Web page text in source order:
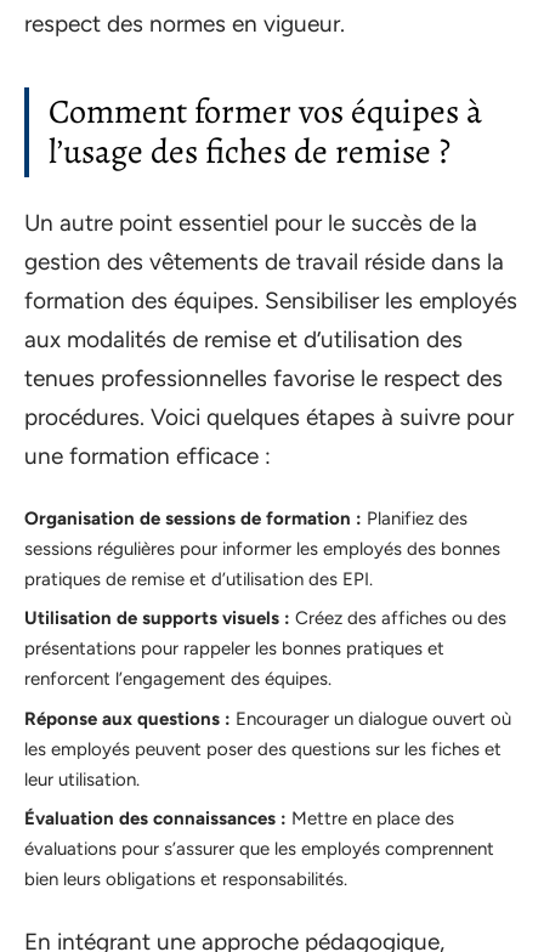
respect des normes en vigueur.
Comment former vos équipes à
l’usage des fiches de remise ?
Un autre point essentiel pour le succès de la
gestion des vêtements de travail réside dans la
formation des équipes. Sensibiliser les employés
aux modalités de remise et d’utilisation des
tenues professionnelles favorise le respect des
procédures. Voici quelques étapes à suivre pour
une formation efficace :
Organisation de sessions de formation : Planifiez des
sessions régulières pour informer les employés des bonnes
pratiques de remise et d’utilisation des EPI.
Utilisation de supports visuels : Créez des affiches ou des
présentations pour rappeler les bonnes pratiques et
renforcent l’engagement des équipes.
Réponse aux questions : Encourager un dialogue ouvert où
les employés peuvent poser des questions sur les fiches et
leur utilisation.
Évaluation des connaissances : Mettre en place des
évaluations pour s’assurer que les employés comprennent
bien leurs obligations et responsabilités.
En intégrant une approche pédagogique,